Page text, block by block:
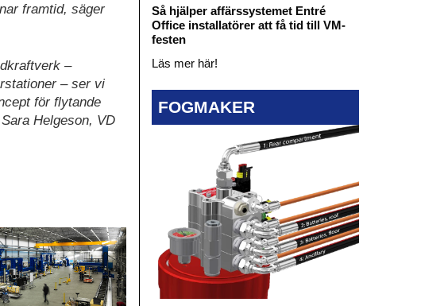
framtid, säger
–
– ser vi
för flytande
Helgeson, VD
Så hjälper affärssystemet Entré
Office installatörer att få tid till VM-
festen
Läs mer här!
FOGMAKER